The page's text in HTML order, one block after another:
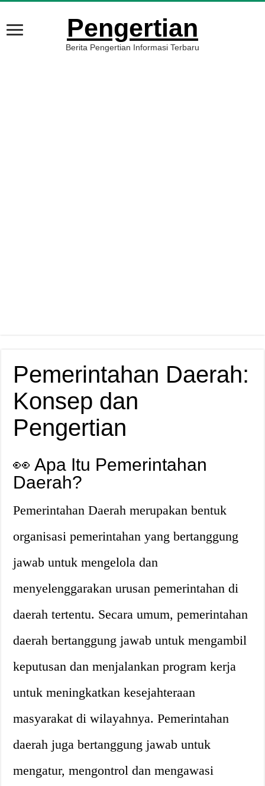
Pengertian
Berita Pengertian Informasi Terbaru
Pemerintahan Daerah:
Konsep dan
Pengertian
👀 Apa Itu Pemerintahan
Daerah?
Pemerintahan Daerah merupakan bentuk
organisasi pemerintahan yang bertanggung
jawab untuk mengelola dan
menyelenggarakan urusan pemerintahan di
daerah tertentu. Secara umum, pemerintahan
daerah bertanggung jawab untuk mengambil
keputusan dan menjalankan program kerja
untuk meningkatkan kesejahteraan
masyarakat di wilayahnya. Pemerintahan
daerah juga bertanggung jawab untuk
mengatur, mengontrol dan mengawasi